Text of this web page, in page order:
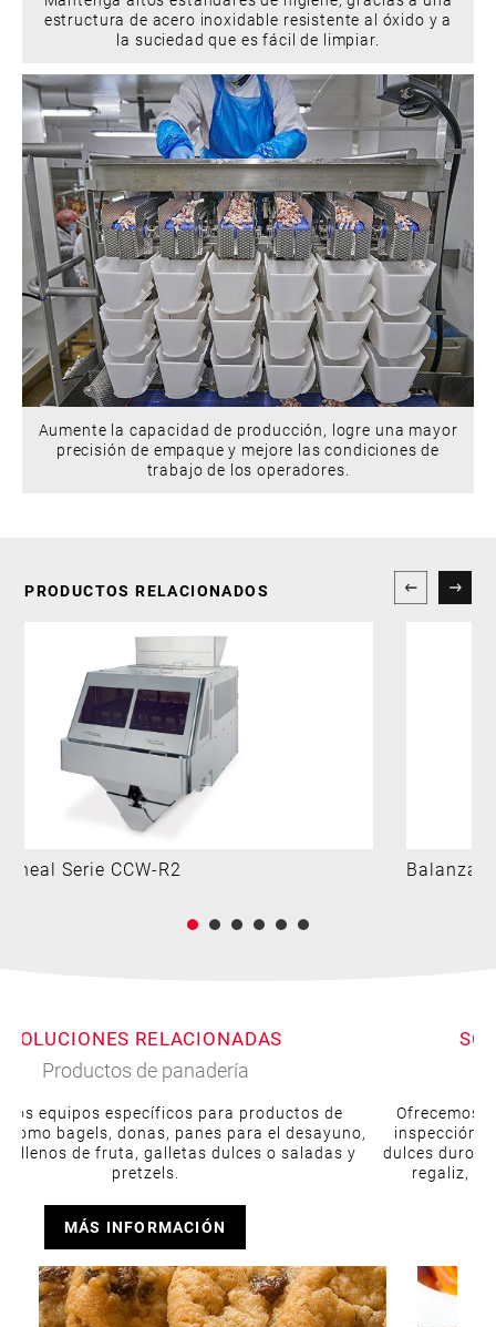
estructura de acero inoxidable resistente al óxido y a
la suciedad que es fácil de limpiar.
Aumente la capacidad de producción, logre una mayor
precisión de empaque y mejore las condiciones de
trabajo de los operadores.
PRODUCTOS RELACIONADOS
Serie CCW-R2 Balanza
SOLUCIONES RELACIONADAS
Productos de panadería
equipos específicos para productos de
como bagels, donas, panes para el desayuno,
rellenos de fruta, galletas dulces o saladas y
pretzels.
MÁS INFORMACIÓN
Ofrecemos
inspección
dulces duros,
regaliz,